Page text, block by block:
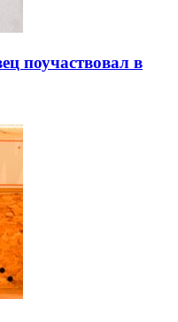
поучаствовал в